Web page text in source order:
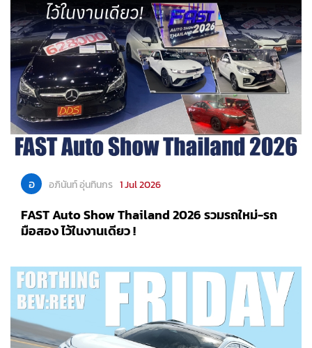
อ อภินันท์ อุ่นทินกร 1 Jul 2026
FAST Auto Show Thailand 2026 รวมรถใหม่-รถ
มือสอง ไว้ในงานเดียว !